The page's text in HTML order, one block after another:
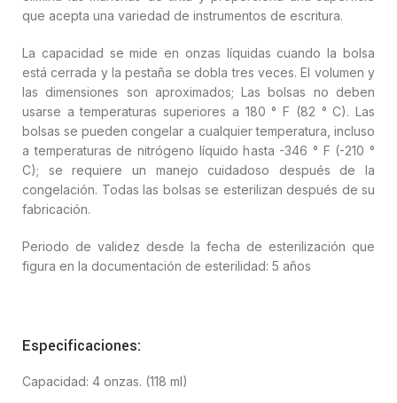
que acepta una variedad de instrumentos de escritura.
La capacidad se mide en onzas líquidas cuando la bolsa
está cerrada y la pestaña se dobla tres veces. El volumen y
las dimensiones son aproximados; Las bolsas no deben
usarse a temperaturas superiores a 180 ° F (82 ° C). Las
bolsas se pueden congelar a cualquier temperatura, incluso
a temperaturas de nitrógeno líquido hasta -346 ° F (-210 °
C); se requiere un manejo cuidadoso después de la
congelación. Todas las bolsas se esterilizan después de su
fabricación.
Periodo de validez desde la fecha de esterilización que
figura en la documentación de esterilidad: 5 años
Especificaciones:
Capacidad: 4 onzas. (118 ml)